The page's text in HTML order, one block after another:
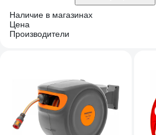
Наличие в магазинах
Цена
Производители